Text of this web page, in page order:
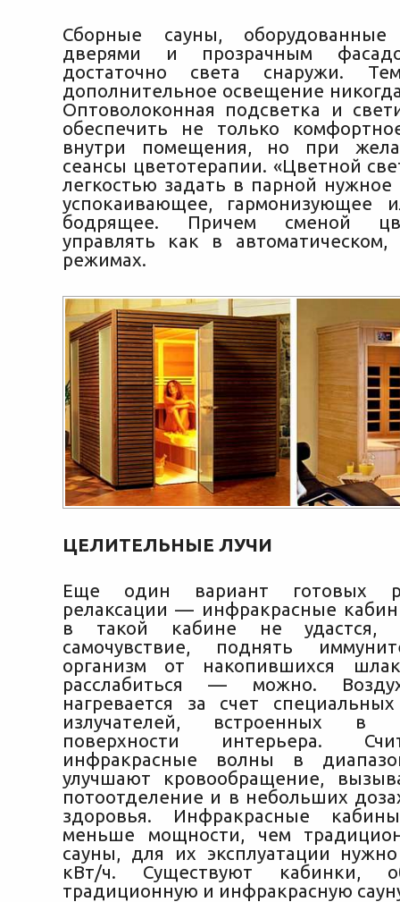
Сборные сауны, оборудованные
дверями и прозрачным
достаточно света снаружи.
дополнительное освещение
Оптоволоконная подсветка и
обеспечить не только
внутри помещения, но при
сеансы цветотерапии. «Цветной
легкостью задать в парной
успокаивающее, гармонизующее
бодрящее. Причем сменой
управлять как в
режимах.
ЦЕЛИТЕЛЬНЫЕ ЛУЧИ
Еще один вариант готовых
релаксации — инфракрасные
в такой кабине не удастся,
самочувствие, поднять
организм от накопившихся
расслабиться — можно.
нагревается за счет
излучателей, встроенных в
поверхности интерьера.
инфракрасные волны в
улучшают кровообращение,
потоотделение и в небольших
здоровья. Инфракрасные
меньше мощности, чем
сауны, для их эксплуатации
кВт/ч. Существуют кабинки,
традиционную и инфракрасную